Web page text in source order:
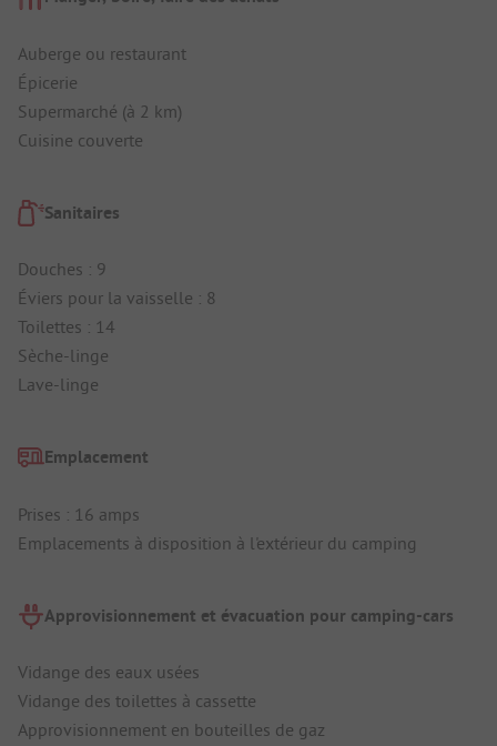
Auberge ou restaurant
Épicerie
Supermarché (à 2 km)
Cuisine couverte
Sanitaires
Douches : 9
Éviers pour la vaisselle : 8
Toilettes : 14
Sèche-linge
Lave-linge
Emplacement
Prises : 16 amps
Emplacements à disposition à l'extérieur du camping
Approvisionnement et évacuation pour camping-cars
Vidange des eaux usées
Vidange des toilettes à cassette
Approvisionnement en bouteilles de gaz